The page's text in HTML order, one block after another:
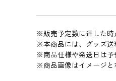
※販売予定数に達した時
※本商品には、グッズ送
※商品仕様や発送日は予
※商品画像はイメージと